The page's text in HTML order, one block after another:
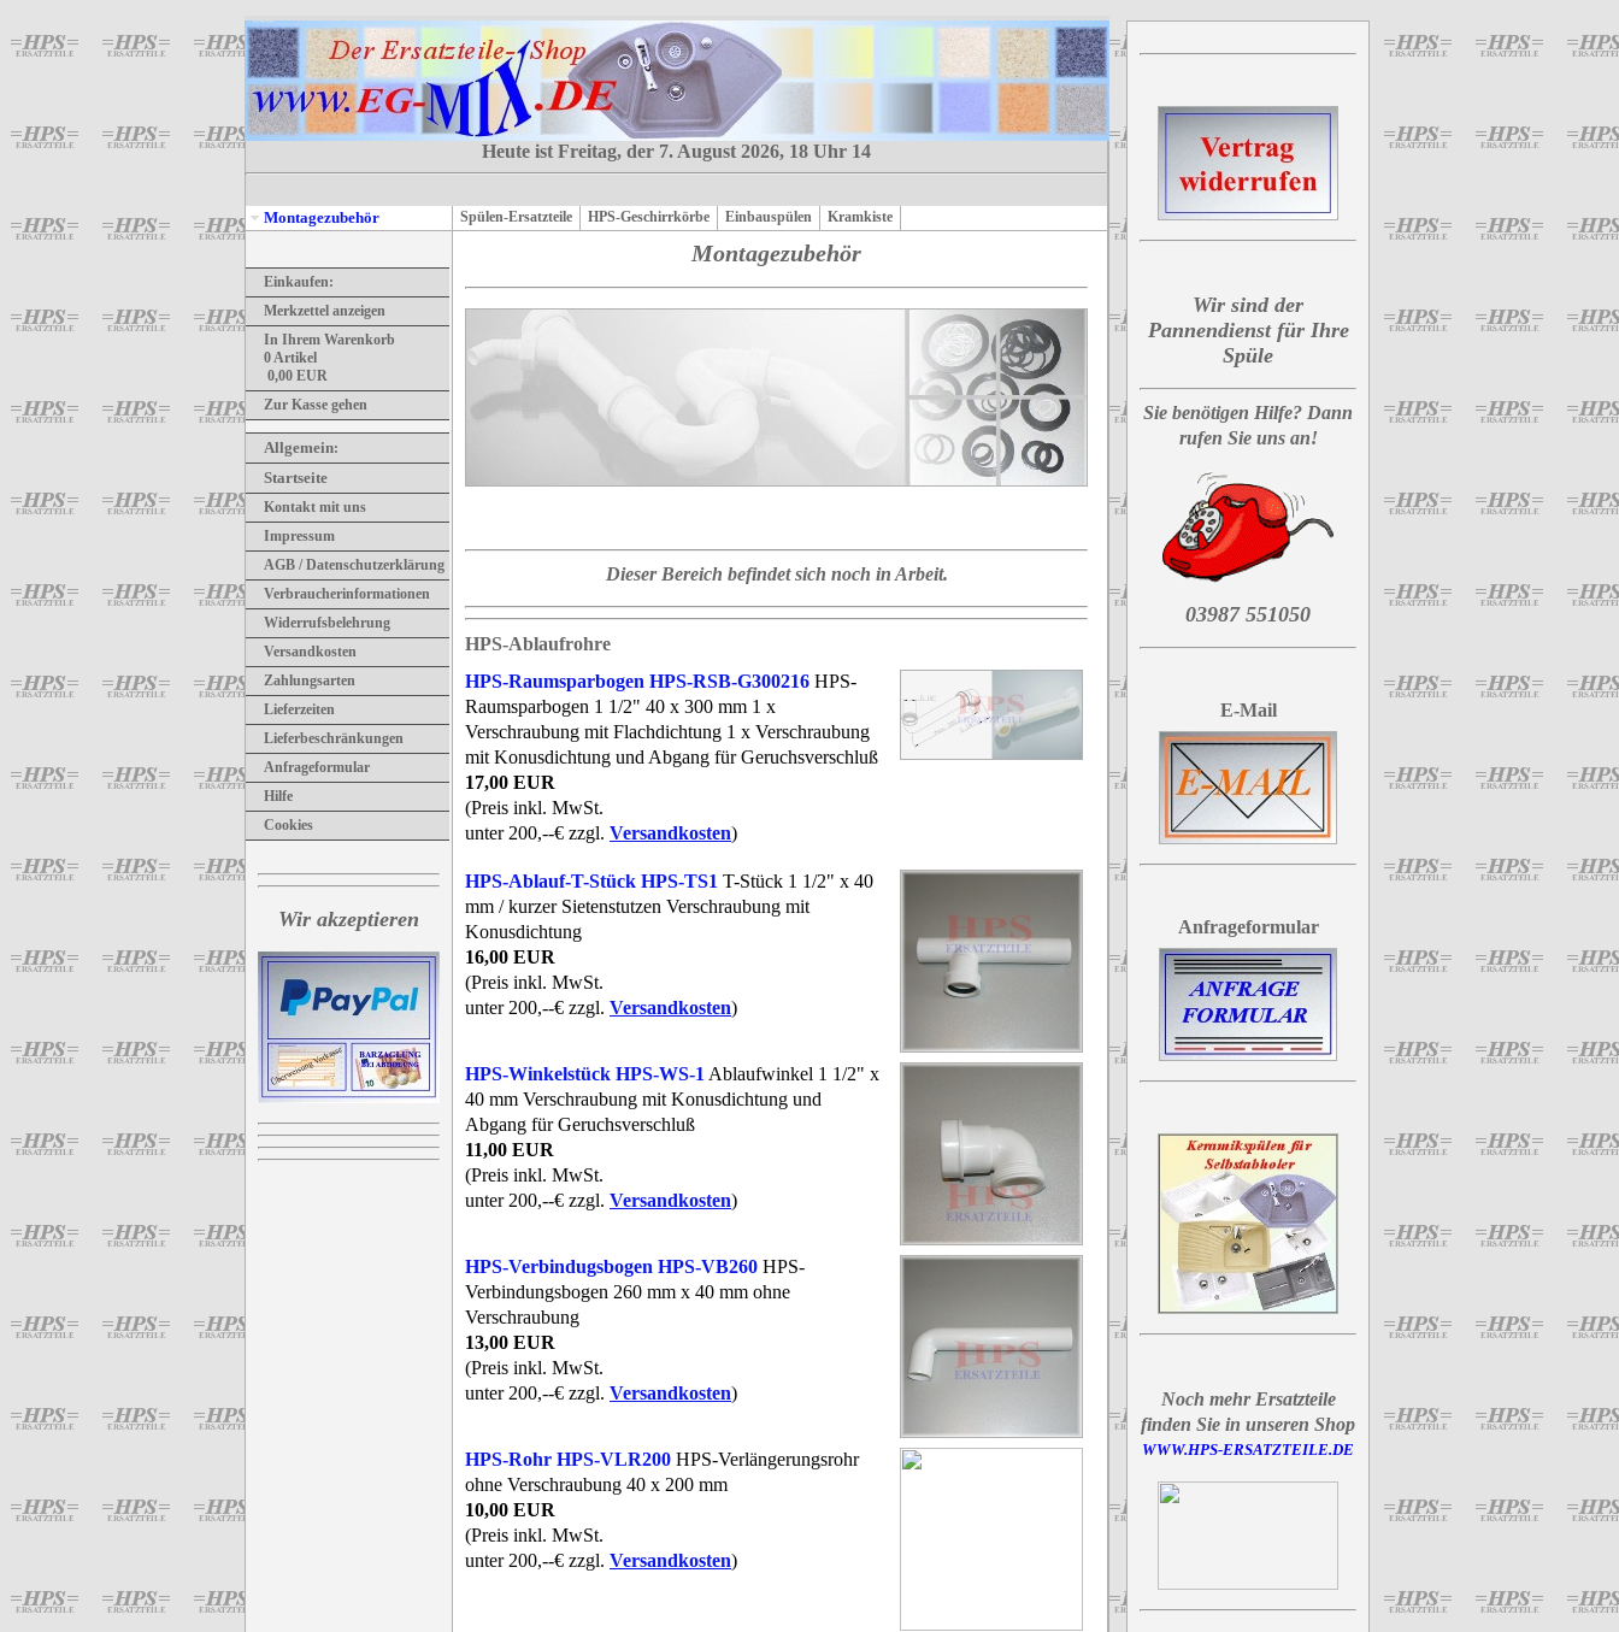
Heute ist Freitag, der 7. August 2026, 18 Uhr 14
Montagezubehör Spülen-Ersatzteile HPS-Geschirrkörbe Einbauspülen Kramkiste
Einkaufen:
Merkzettel anzeigen
In Ihrem Warenkorb
0Artikel
0,00 EUR
Zur Kasse gehen
Allgemein:
Startseite
Kontakt mit uns
Impressum
AGB / Datenschutzerklärung
Verbraucherinformationen
Widerrufsbelehrung
Versandkosten
Zahlungsarten
Lieferzeiten
Lieferbeschränkungen
Anfrageformular
Hilfe
Cookies
Wir akzeptieren
Montagezubehör
Dieser Bereich befindet sich noch in Arbeit.
HPS-Ablaufrohre
HPS-Raumsparbogen HPS-RSB-G300216 HPS-
Raumsparbogen 1 1/2" 40 x 300 mm 1 x
Verschraubung mit Flachdichtung 1 x Verschraubung
mit Konusdichtung und Abgang für Geruchsverschluß
17,00 EUR
(Preis inkl. MwSt.
unter 200,--€ zzgl. Versandkosten)
HPS-Ablauf-T-Stück HPS-TS1 T-Stück 1 1/2" x 40
mm / kurzer Sietenstutzen Verschraubung mit
Konusdichtung
16,00 EUR
(Preis inkl. MwSt.
unter 200,--€ zzgl. Versandkosten)
HPS-Winkelstück HPS-WS-1 Ablaufwinkel 1 1/2" x
40 mm Verschraubung mit Konusdichtung und
Abgang für Geruchsverschluß
11,00 EUR
(Preis inkl. MwSt.
unter 200,--€ zzgl. Versandkosten)
HPS-Verbindugsbogen HPS-VB260 HPS-
Verbindungsbogen 260 mm x 40 mm ohne
Verschraubung
13,00 EUR
(Preis inkl. MwSt.
unter 200,--€ zzgl. Versandkosten)
HPS-Rohr HPS-VLR200 HPS-Verlängerungsrohr
ohne Verschraubung 40 x 200 mm
10,00 EUR
(Preis inkl. MwSt.
unter 200,--€ zzgl. Versandkosten)
Wir sind der
Pannendienst für Ihre
Spüle
Sie benötigen Hilfe? Dann
rufen Sie uns an!
03987 551050
E-Mail
Anfrageformular
Noch mehr Ersatzteile
finden Sie in unseren Shop
WWW.HPS-ERSATZTEILE.DE